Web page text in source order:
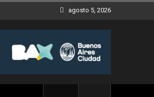
agosto 5, 2026